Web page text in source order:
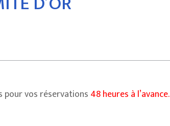
pour vos réservations 48 heures à l’avance.